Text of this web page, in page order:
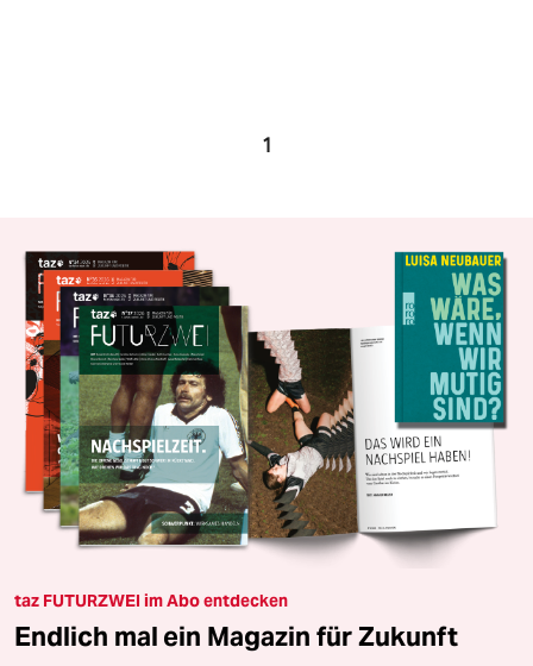
1
taz FUTURZWEI im Abo entdecken
Endlich mal ein Magazin für Zukunft